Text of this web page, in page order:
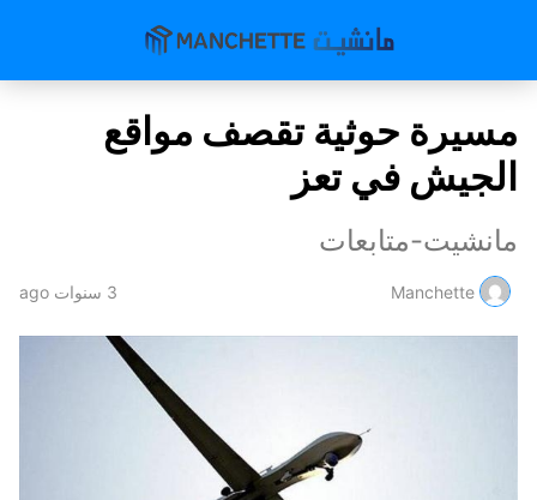
مسيرة حوثية تقصف مواقع
الجيش في تعز
مانشيت-متابعات
Manchette 3 سنوات ago